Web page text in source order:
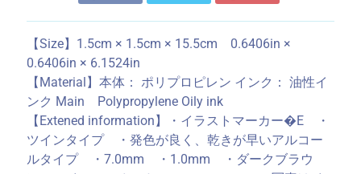
o
n
C
o
l
l
e
【Size】1.5cm × 1.5cm × 15.5cm 0.6406in ×
0.6406in × 6.1524in
【Material】本体： ポリプロピレン インク： 油性イ
ンク Main Polypropylene Oily ink
【Extened information】・イラストマーカー�E ・
ツインタイプ ・発色が良く、乾きが早いアルコー
ルタイプ ・7.0mm ・1.0mm ・ダークブラウ